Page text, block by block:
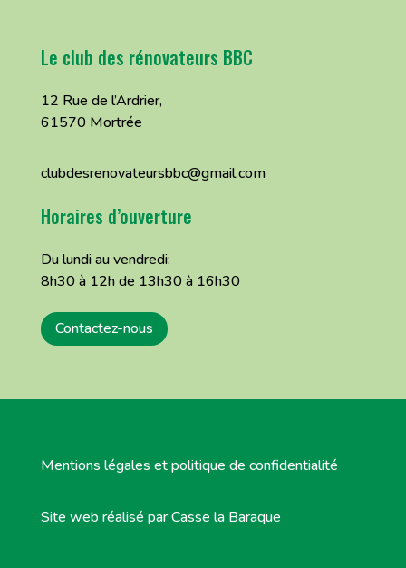
Le club des rénovateurs BBC
12 Rue de l’Ardrier,
61570 Mortrée
clubdesrenovateursbbc@gmail.com
Horaires d’ouverture
Du lundi au vendredi:
8h30 à 12h de 13h30 à 16h30
Contactez-nous
Mentions légales et politique de confidentialité
Site web réalisé par Casse la Baraque